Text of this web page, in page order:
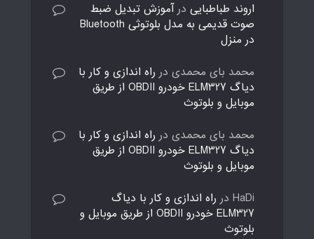
اروند طباطبایی درآموزش تبدیل ضبط
صوت قدیمی به مدل بلوتوثی Bluetooth
در منزل
محمد بای محمدی در راه اندازی و کار با
دیاگ ELM327 خودرو OBDII از طریق
موبایل و بلوتوث
محمد بای محمدی در راه اندازی و کار با
دیاگ ELM327 خودرو OBDII از طریق
موبایل و بلوتوث
HaDi در راه اندازی و کار با دیاگ
ELM327 خودرو OBDII از طریق موبایل و
بلوتوث